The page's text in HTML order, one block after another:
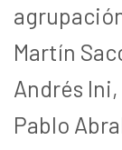
Martín
Andrés
Pablo